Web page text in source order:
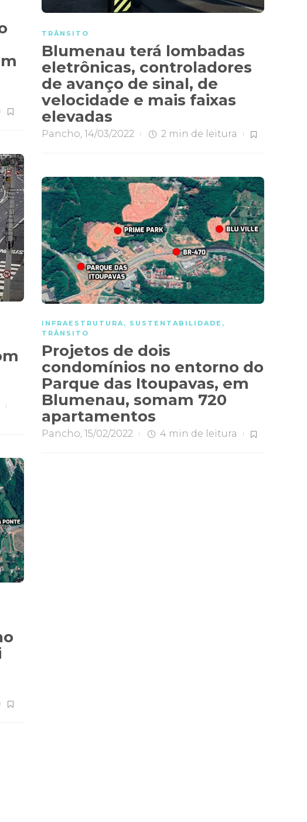
TRÂNSITO
Blumenau terá lombadas
eletrônicas, controladores
de avanço de sinal, de
velocidade e mais faixas
elevadas
Pancho, 14/03/2022 2 min de leitura
INFRAESTRUTURA, SUSTENTABILIDADE ,
TRÂNSITO
Projetos de dois
condomínios no entorno do
Parque das Itoupavas, em
Blumenau, somam 720
apartamentos
Pancho, 15/02/2022 4 min de leitura